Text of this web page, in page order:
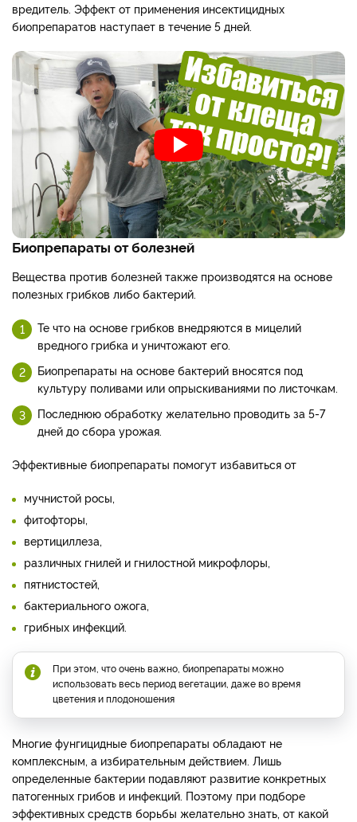
вредитель. Эффект от применения инсектицидных
биопрепаратов наступает в течение 5 дней.
Биопрепараты от болезней
Вещества против болезней также производятся на основе
полезных грибков либо бактерий.
Те что на основе грибков внедряются в мицелий
вредного грибка и уничтожают его.
Биопрепараты на основе бактерий вносятся под
культуру поливами или опрыскиваниями по листочкам.
Последнюю обработку желательно проводить за 5-7
дней до сбора урожая.
Эффективные биопрепараты помогут избавиться от
мучнистой росы,
фитофторы,
вертициллеза,
различных гнилей и гнилостной микрофлоры,
пятнистостей,
бактериального ожога,
грибных инфекций.
При этом, что очень важно, биопрепараты можно
использовать весь период вегетации, даже во время
цветения и плодоношения
Многие фунгицидные биопрепараты обладают не
комплексным, а избирательным действием. Лишь
определенные бактерии подавляют развитие конкретных
патогенных грибов и инфекций. Поэтому при подборе
эффективных средств борьбы желательно знать, от какой